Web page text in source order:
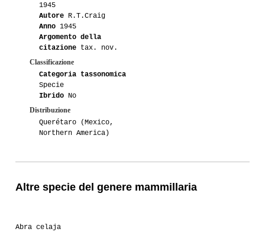
1945
Autore R.T.Craig
Anno 1945
Argomento della
citazione tax. nov.
Classificazione
Categoria tassonomica
Specie
Ibrido No
Distribuzione
Querétaro (Mexico,
Northern America)
Altre specie del genere mammillaria
Abra celaja